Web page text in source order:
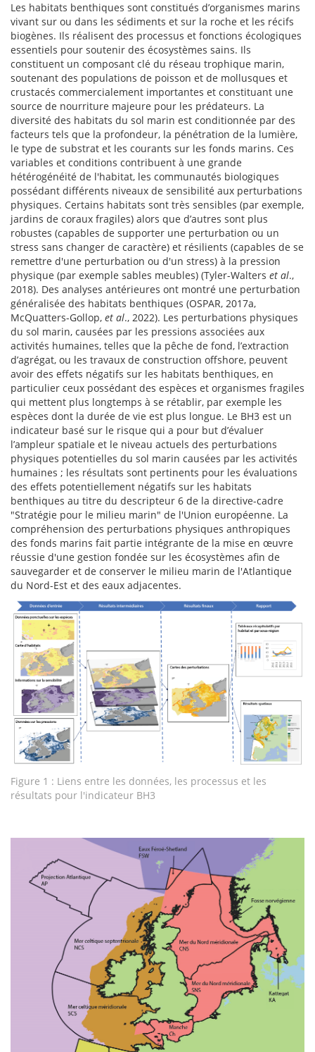
Les habitats benthiques sont constitués d’organismes marins
vivant sur ou dans les sédiments et sur la roche et les récifs
biogènes. Ils réalisent des processus et fonctions écologiques
essentiels pour soutenir des écosystèmes sains. Ils
constituent un composant clé du réseau trophique marin,
soutenant des populations de poisson et de mollusques et
crustacés commercialement importantes et constituant une
source de nourriture majeure pour les prédateurs. La
diversité des habitats du sol marin est conditionnée par des
facteurs tels que la profondeur, la pénétration de la lumière,
le type de substrat et les courants sur les fonds marins. Ces
variables et conditions contribuent à une grande
hétérogénéité de l'habitat, les communautés biologiques
possédant différents niveaux de sensibilité aux perturbations
physiques. Certains habitats sont très sensibles (par exemple,
jardins de coraux fragiles) alors que d’autres sont plus
robustes (capables de supporter une perturbation ou un
stress sans changer de caractère) et résilients (capables de se
remettre d'une perturbation ou d'un stress) à la pression
physique (par exemple sables meubles) (Tyler-Walters et al.,
2018). Des analyses antérieures ont montré une perturbation
généralisée des habitats benthiques (OSPAR, 2017a,
McQuatters-Gollop, et al., 2022). Les perturbations physiques
du sol marin, causées par les pressions associées aux
activités humaines, telles que la pêche de fond, l’extraction
d’agrégat, ou les travaux de construction offshore, peuvent
avoir des effets négatifs sur les habitats benthiques, en
particulier ceux possédant des espèces et organismes fragiles
qui mettent plus longtemps à se rétablir, par exemple les
espèces dont la durée de vie est plus longue. Le BH3 est un
indicateur basé sur le risque qui a pour but d’évaluer
l’ampleur spatiale et le niveau actuels des perturbations
physiques potentielles du sol marin causées par les activités
humaines ; les résultats sont pertinents pour les évaluations
des effets potentiellement négatifs sur les habitats
benthiques au titre du descripteur 6 de la directive-cadre
"Stratégie pour le milieu marin" de l'Union européenne. La
compréhension des perturbations physiques anthropiques
des fonds marins fait partie intégrante de la mise en œuvre
réussie d'une gestion fondée sur les écosystèmes afin de
sauvegarder et de conserver le milieu marin de l'Atlantique
du Nord-Est et des eaux adjacentes.
Figure 1 : Liens entre les données, les processus et les
résultats pour l'indicateur BH3